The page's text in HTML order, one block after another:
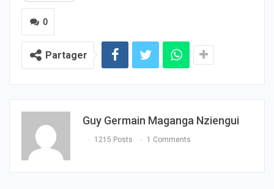
0
Partager
Guy Germain Maganga Nziengui
1215 Posts 1 Comments